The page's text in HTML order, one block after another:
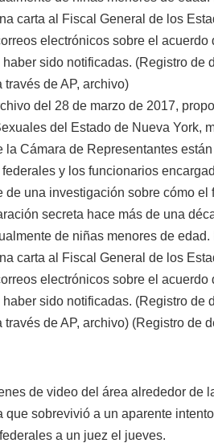
del 28 de marzo de 2017,
del Estado de Nueva York,
la Cámara de Representantes
y los funcionarios
de una investigación sobre cómo el
secreta hace más de una
de niñas menores de
carta al Fiscal General de los
electrónicos sobre el
sido notificadas. (Registro de
de AP, archivo) (Registro de
de video del área alrededor de
que sobrevivió a un aparente
a un juez el jueves.